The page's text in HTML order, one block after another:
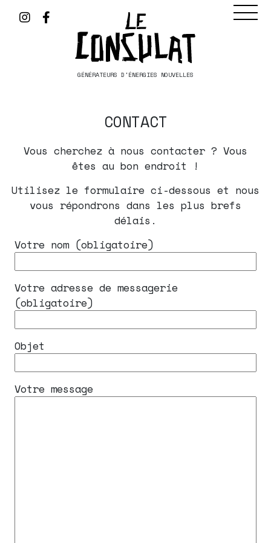
GÉNÉRATEURS D'ÉNERGIES NOUVELLES
CONTACT
Vous cherchez à nous contacter ? Vous
êtes au bon endroit !
Utilisez le formulaire ci-dessous et nous
vous répondrons dans les plus brefs
délais.
Votre nom (obligatoire)
Votre adresse de messagerie
(obligatoire)
Objet
Votre message